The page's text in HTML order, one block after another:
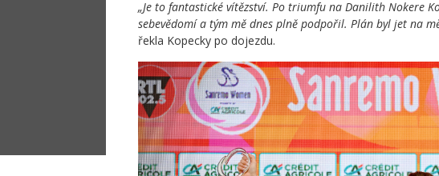
„Je to fantastické vítězství. Po triumfu na Danilith Nokere
sebevědomí a tým mě dnes plně podpořil. Plán byl jet na
řekla Kopecky po dojezdu.